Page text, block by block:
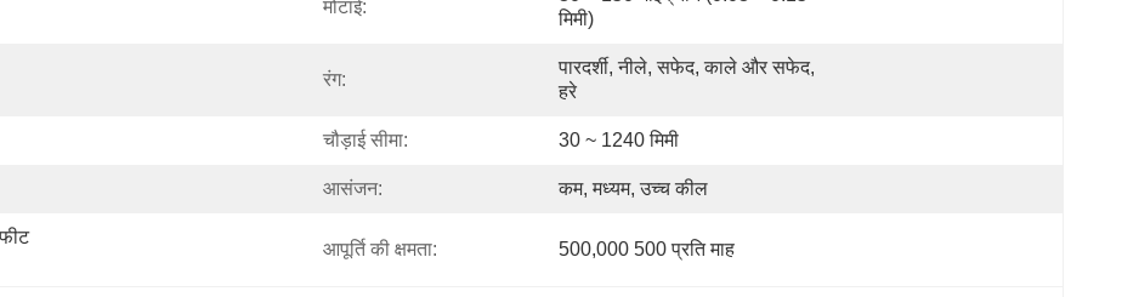
मोटाई:
मिमी)
रंग:
पारदर्शी, नीले, सफेद, काले और सफेद,
हरे
चौड़ाई सीमा: 30 ~ 1240 मिमी
आसंजन: कम, मध्यम, उच्च कील
आपूर्ति की क्षमता: 500,000 500 प्रति माह